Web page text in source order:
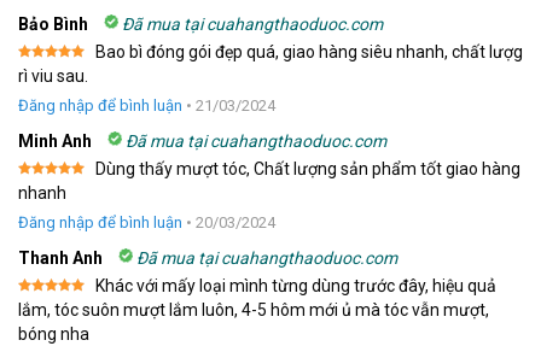
Bảo Bình Đã mua tại cuahangthaoduoc.com
Được xếp
hạng 55
sao
Bao bì đóng gói đẹp quá, giao hàng siêu nhanh, chất lượg
rì viu sau.
Đăng nhập để bình luận • 21/03/2024
Minh Anh Đã mua tại cuahangthaoduoc.com
Được xếp
hạng 5 5
sao
Dùng thấy mượt tóc, Chất lượng sản phẩm tốt giao hàng
nhanh
Đăng nhập để bình luận • 20/03/2024
Thanh Anh Đã mua tại cuahangthaoduoc.com
Được xếp
hạng 55
sao
Khác với mấy loại mình từng dùng trước đây, hiệu quả
lắm, tóc suôn mượt lắm luôn, 4-5 hôm mới ủ mà tóc vẫn mượt,
bóng nha